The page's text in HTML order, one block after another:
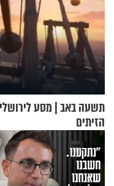
תשעה באב | מסע
הזיתים